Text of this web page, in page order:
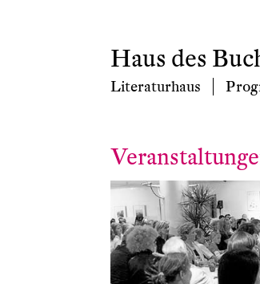
Haus des
Literaturhaus